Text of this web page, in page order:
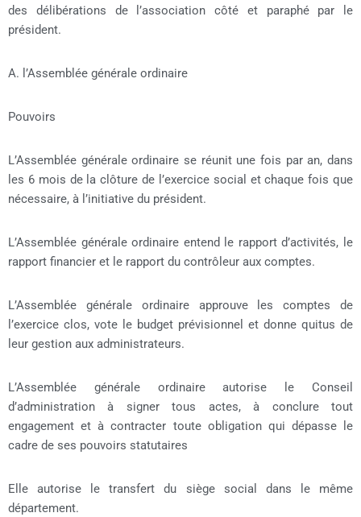
des délibérations de l’association côté et paraphé par le
président.
A. l’Assemblée générale ordinaire
Pouvoirs
L’Assemblée générale ordinaire se réunit une fois par an, dans
les 6 mois de la clôture de l’exercice social et chaque fois que
nécessaire, à l’initiative du président.
L’Assemblée générale ordinaire entend le rapport d’activités, le
rapport financier et le rapport du contrôleur aux comptes.
L’Assemblée générale ordinaire approuve les comptes de
l’exercice clos, vote le budget prévisionnel et donne quitus de
leur gestion aux administrateurs.
L’Assemblée générale ordinaire autorise le Conseil
d’administration à signer tous actes, à conclure tout
engagement et à contracter toute obligation qui dépasse le
cadre de ses pouvoirs statutaires
Elle autorise le transfert du siège social dans le même
département.